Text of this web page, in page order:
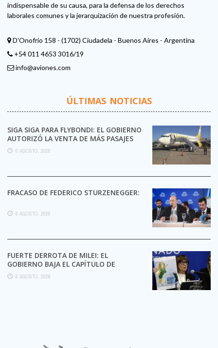
indispensable de su causa, para la defensa de los derechos
laborales comunes y la jerarquización de nuestra profesión.
D'Onofrio 158 - (1702) Ciudadela - Buenos Aires - Argentina
+54 011 4653 3016/19
info@aviones.com
ÚLTIMAS NOTICIAS
SIGA SIGA PARA FLYBONDI: EL GOBIERNO
AUTORIZÓ LA VENTA DE MÁS PASAJES
6 AGOSTO, 2026
FRACASO DE FEDERICO STURZENEGGER:
6 AGOSTO, 2026
FUERTE DERROTA DE MILEI: EL
GOBIERNO BAJA EL CAPÍTULO DE
EXTRANJERIZACIÓN DE TIERRAS
6 AGOSTO, 2026